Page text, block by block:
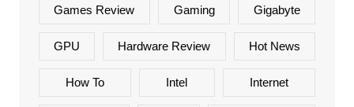
Games Review Gaming Gigabyte
GPU Hardware Review Hot News
How To Intel Internet